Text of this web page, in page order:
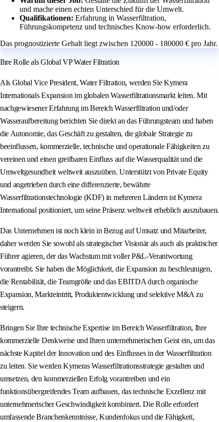
und mache einen echten Unterschied für die Umwelt.
Qualifikationen: Erfahrung in Wasserfiltration,
Führungskompetenz und technisches Know-how erforderlich.
Das prognostizierte Gehalt liegt zwischen 120000 - 180000 € pro Jahr.
Ihre Rolle als Global VP Water Filtration
Als Global Vice President, Water Filtration, werden Sie Kymera
Internationals Expansion im globalen Wasserfiltrationsmarkt leiten. Mit
nachgewiesener Erfahrung im Bereich Wasserfiltration und/oder
Wasseraufbereitung berichten Sie direkt an das Führungsteam und haben
die Autonomie, das Geschäft zu gestalten, die globale Strategie zu
beeinflussen, kommerzielle, technische und operationale Fähigkeiten zu
vereinen und einen greifbaren Einfluss auf die Wasserqualität und die
Umweltgesundheit weltweit auszuüben. Unterstützt von Private Equity
und angetrieben durch eine differenzierte, bewährte
Wasserfiltrationstechnologie (KDF) in mehreren Ländern ist Kymera
International positioniert, um seine Präsenz weltweit erheblich auszubauen.
Das Unternehmen ist noch klein in Bezug auf Umsatz und Mitarbeiter,
daher werden Sie sowohl als strategischer Visionär als auch als praktischer
Führer agieren, der das Wachstum mit voller P&L-Verantwortung
vorantreibt. Sie haben die Möglichkeit, die Expansion zu beschleunigen,
die Rentabilität, die Teamgröße und das EBITDA durch organische
Expansion, Markteintritt, Produktentwicklung und selektive M&A zu
steigern.
Bringen Sie Ihre technische Expertise im Bereich Wasserfiltration, Ihre
kommerzielle Denkweise und Ihren unternehmerischen Geist ein, um das
nächste Kapitel der Innovation und des Einflusses in der Wasserfiltration
zu leiten. Sie werden Kymeras Wasserfiltrationsstrategie gestalten und
umsetzen, den kommerziellen Erfolg vorantreiben und ein
funktionsübergreifendes Team aufbauen, das technische Exzellenz mit
unternehmerischer Geschwindigkeit kombiniert. Die Rolle erfordert
umfassende Branchenkenntnisse, Kundenfokus und die Fähigkeit,